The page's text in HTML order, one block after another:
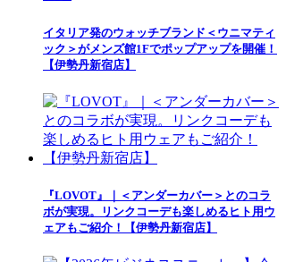
イタリア発のウォッチブランド＜ウニマティ
ック＞がメンズ館1Fでポップアップを開催！
【伊勢丹新宿店】
『LOVOT』｜＜アンダーカバー＞とのコラ
ボが実現。リンクコーデも楽しめるヒト用ウ
ェアもご紹介！【伊勢丹新宿店】